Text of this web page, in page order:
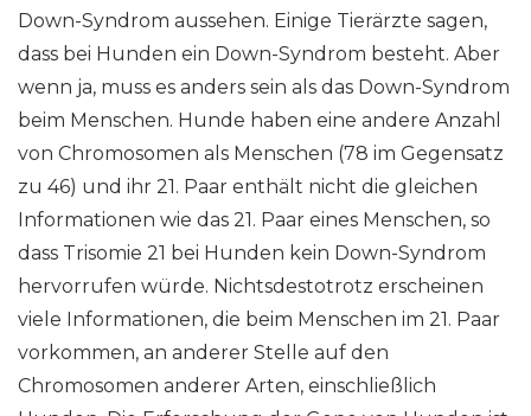
Down-Syndrom aussehen. Einige Tierärzte sagen,
dass bei Hunden ein Down-Syndrom besteht. Aber
wenn ja, muss es anders sein als das Down-Syndrom
beim Menschen. Hunde haben eine andere Anzahl
von Chromosomen als Menschen (78 im Gegensatz
zu 46) und ihr 21. Paar enthält nicht die gleichen
Informationen wie das 21. Paar eines Menschen, so
dass Trisomie 21 bei Hunden kein Down-Syndrom
hervorrufen würde. Nichtsdestotrotz erscheinen
viele Informationen, die beim Menschen im 21. Paar
vorkommen, an anderer Stelle auf den
Chromosomen anderer Arten, einschließlich